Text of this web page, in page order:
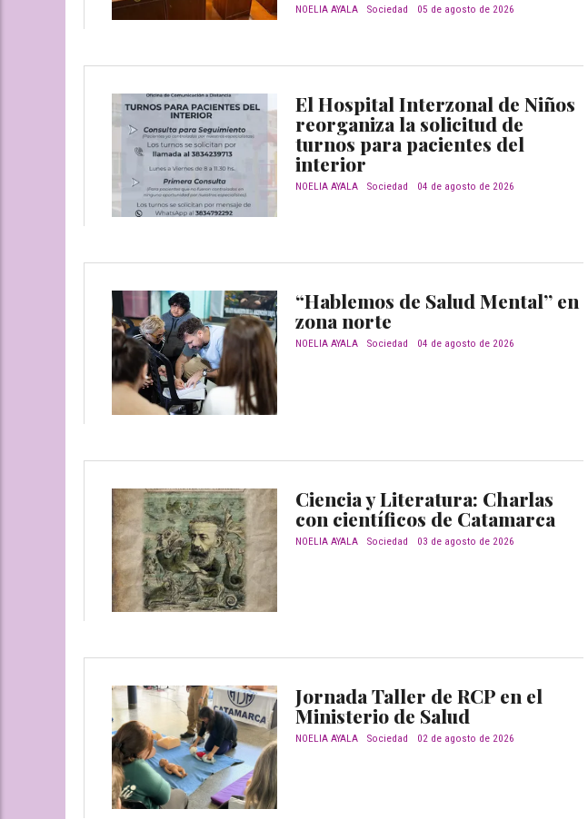
NOELIA AYALA Sociedad 05 de agosto de 2026
El Hospital Interzonal de Niños
reorganiza la solicitud de
turnos para pacientes del
interior
NOELIA AYALA Sociedad 04 de agosto de 2026
“Hablemos de Salud Mental” en
zona norte
NOELIA AYALA Sociedad 04 de agosto de 2026
Ciencia y Literatura: Charlas
con científicos de Catamarca
NOELIA AYALA Sociedad 03 de agosto de 2026
Jornada Taller de RCP en el
Ministerio de Salud
NOELIA AYALA Sociedad 02 de agosto de 2026